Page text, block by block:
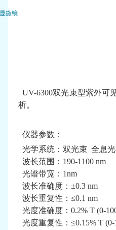
微镜
UV-6300双光束型紫外可
析。
仪器参数：
光学系统：双光束 全息光
波长范围：190-1100 nm
光谱带宽：1nm
波长准确度：±0.3 nm
波长重复性：≤0.1 nm
光度准确度：0.2% T (0-
光度重复性：≤0.15% T